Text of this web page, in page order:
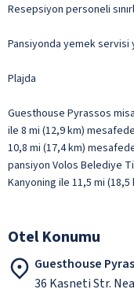
Resepsiyon personeli
Pansiyonda yemek servisi
Plajda
Guesthouse Pyrassos
ile 8 mi (12,9 km)
10,8 mi (17,4 km)
pansiyon Volos Belediye
Kanyoning ile 11,5 mi
Otel Konumu
Guesthouse
36 Kasneti Str.